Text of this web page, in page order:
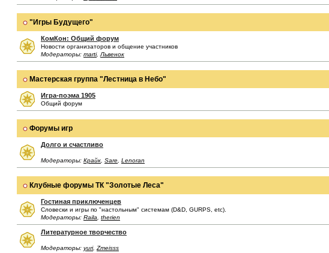
"Игры Будущего"
КомКон: Общий форум
Новости организаторов и общение участников
Модераторы: marti, Львенок
Мастерская группа "Лестница в Небо"
Игра-поэма 1905
Общий форум
Форумы игр
Долго и счастливо
Модераторы: Крайк Sare Lenoran
Клубные форумы ТК "Золотые Леса"
Гостиная приключенцев
Словески и игры по "настольным" системам (D&D, GURPS, etc).
Модераторы: Raila therien
Литературное творчество
Модераторы: yuri, Zmeisss